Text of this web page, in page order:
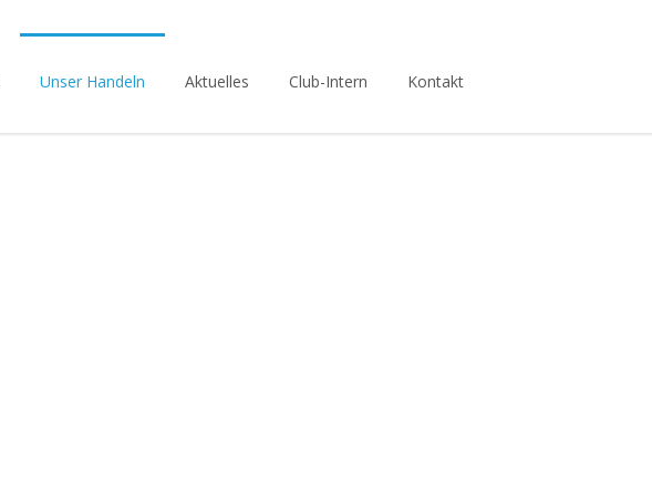
Unser Handeln Aktuelles Club-Intern Kontakt